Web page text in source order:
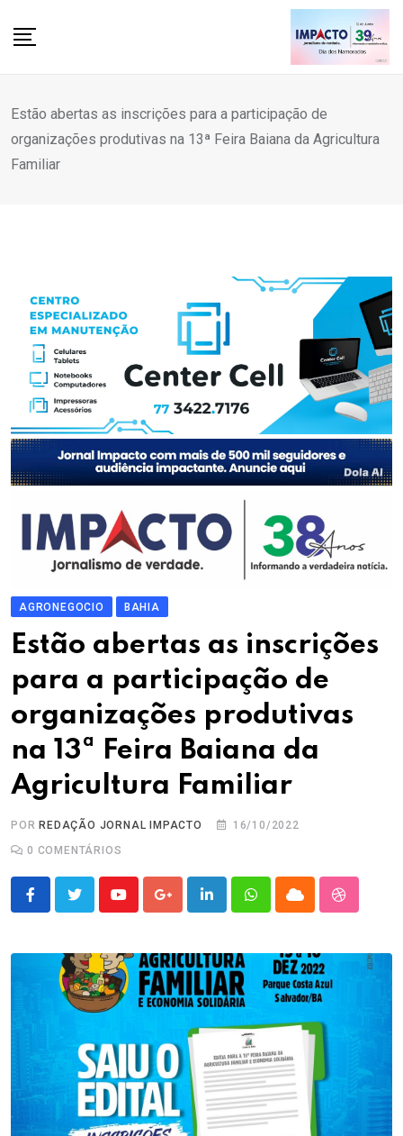
Estão abertas as inscrições para a participação de
organizações produtivas na 13ª Feira Baiana da Agricultura
Familiar
AGRONEGOCIO BAHIA
Estão abertas as inscrições
para a participação de
organizações produtivas
na 13ª Feira Baiana da
Agricultura Familiar
POR REDAÇÃO JORNAL IMPACTO
16/10/2022
0 COMENTÁRIOS
YoutubeGoogle+LinkedInWhatsappCloud